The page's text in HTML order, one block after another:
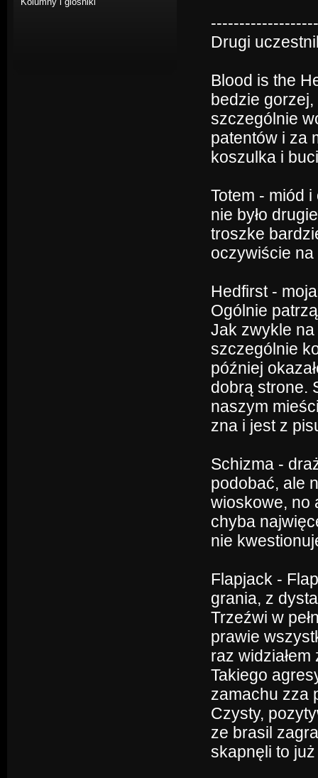
Drugi
Blood is the
bedzie
szczególnie
patentów i za
koszulka i
Totem - miód
nie było
troszke
oczywiście
Hedfirst -
Ogólnie
Jak zwykle
szczególnie
później
dobrą strone.
naszym
zna i jest z
Schizma -
podobać, ale
wioskowe, no
chyba
nie
Flapjack -
grania, z
Trzeźwi w
prawie
raz
Takiego
zamachu zza
Czysty,
ze brasil
skapnęli to